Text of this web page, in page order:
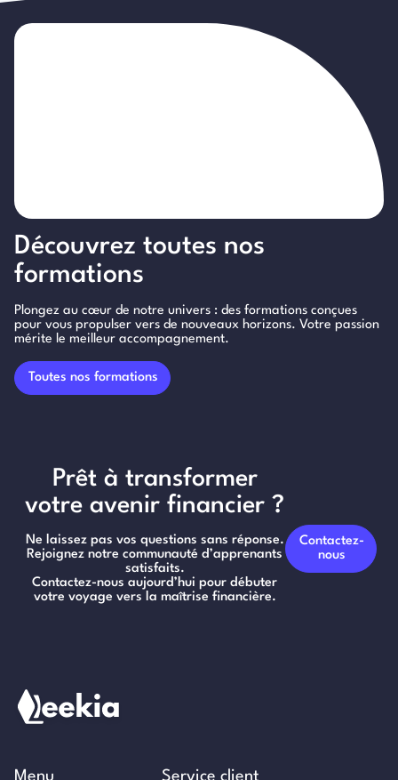
Découvrez toutes nos
formations
Plongez au cœur de notre univers : des formations conçues
pour vous propulser vers de nouveaux horizons. Votre passion
mérite le meilleur accompagnement.
Toutes nos formations
Prêt à transformer
votre avenir financier ?
Ne laissez pas vos questions sans réponse.
Rejoignez notre communauté d’apprenants
satisfaits.
Contactez-nous aujourd’hui pour débuter
votre voyage vers la maîtrise financière.
Contactez-
nous
Menu Service client